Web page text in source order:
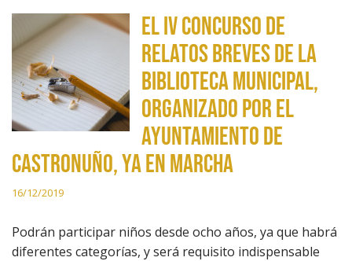
El IV Concurso de
Relatos Breves de la
Biblioteca Municipal,
organizado por el
Ayuntamiento de
Castronuño, ya en marcha
16/12/2019
Podrán participar niños desde ocho años, ya que habrá
diferentes categorías, y será requisito indispensable